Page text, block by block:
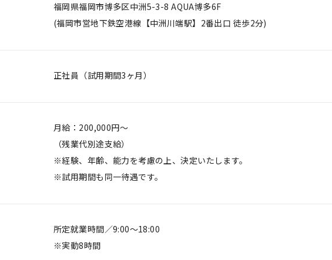
福岡県福岡市博多区中洲5-3-8 AQUA博多6F
(福岡市営地下鉄空港線【中洲川端駅】2番出口 徒歩2分)
正社員（試用期間3ヶ月）
月給：200,000円～
（残業代別途支給）
※経験、年齢、能力を考慮の上、決定いたします。
※試用期間も同一待遇です。
所定就業時間／9:00～18:00
※実動8時間